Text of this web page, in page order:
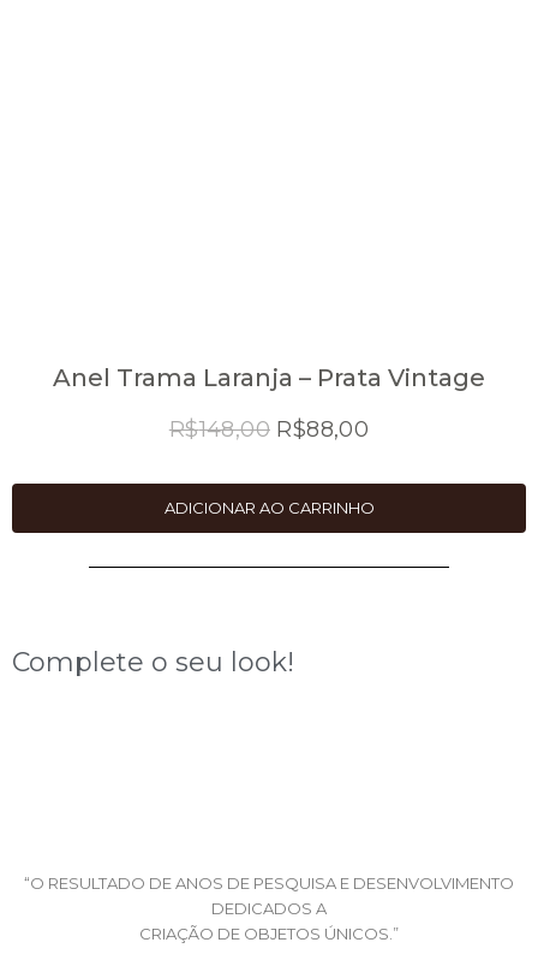
Anel Trama Laranja – Prata Vintage
R$148,00 O
original
era:
R$148,00.
R$88,00
atual
é:
R$88,00.
ADICIONAR AO CARRINHO
Complete o seu look!
“O RESULTADO DE ANOS DE PESQUISA E DESENVOLVIMENTO
DEDICADOS A
CRIAÇÃO DE OBJETOS ÚNICOS.”